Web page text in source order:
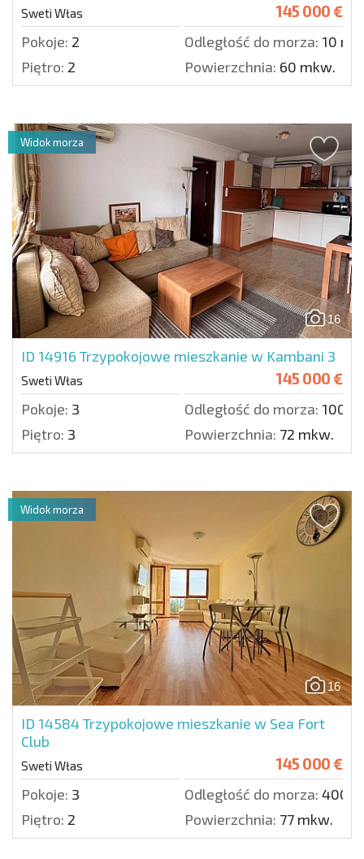
Sweti Włas 145 000 €
Pokoje: 2 Odległość do morza: 10 m.
Piętro: 2 Powierzchnia: 60 mkw.
16
ID 14916 Trzypokojowe mieszkanie w Kambani 3
Sweti Włas 145 000 €
Pokoje: 3 Odległość do morza: 100
Piętro: 3 Powierzchnia: 72 mkw.
Widok morza
16
ID 14584Trzypokojowe mieszkanie w Sea Fort
Club
Sweti Włas 145 000 €
Pokoje: 3 Odległość do morza: 400
Piętro: 2 Powierzchnia: 77 mkw.
Widok morza